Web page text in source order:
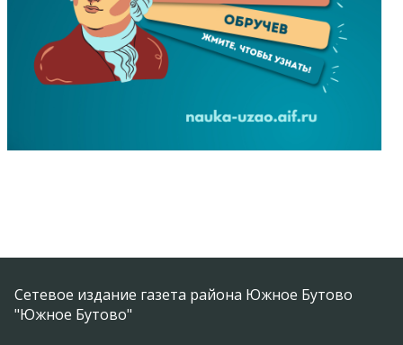
Сетевое издание газета района Южное Бутово
"Южное Бутово"